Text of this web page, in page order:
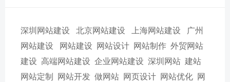
深圳网站建设 北京网站建设 上海网站建设
广州
网站建设
网站建设 网站设计 网站制作 外贸网站
建设 高端网站建设 企业网站建设 深圳网站 建站
网站定制
网站开发 做网站 网页设计 网站优化 网